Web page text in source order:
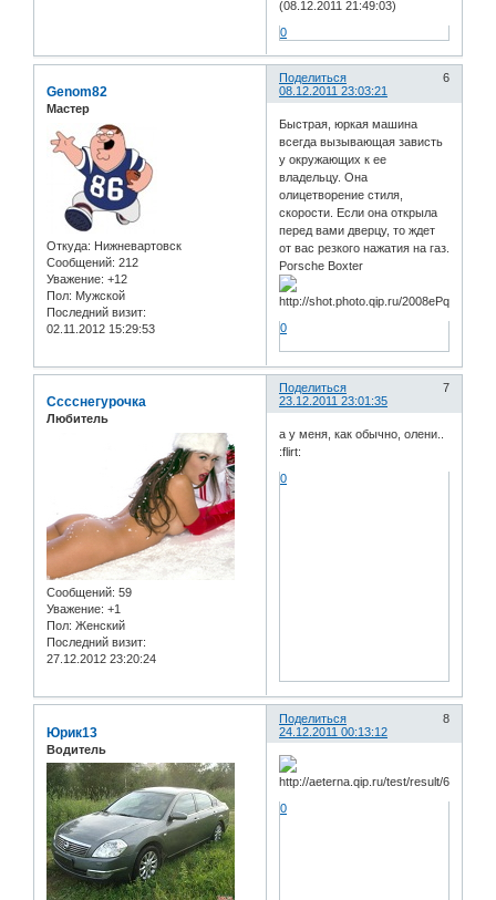
(08.12.2011 21:49:03)
0
Поделиться
6
08.12.2011 23:03:21
Genom82
Мастер
Откуда: Нижневартовск
Сообщений: 212
Уважение: +12
Пол: Мужской
Последний визит:
02.11.2012 15:29:53
Быстрая, юркая машина
всегда вызывающая зависть
у окружающих к ее
владельцу. Она
олицетворение стиля,
скорости. Если она открыла
перед вами дверцу, то ждет
от вас резкого нажатия на газ.
Porsche Boxter
0
Поделиться
7
23.12.2011 23:01:35
Сссснегурочка
Любитель
Сообщений: 59
Уважение: +1
Пол: Женский
Последний визит:
27.12.2012 23:20:24
а у меня, как обычно, олени..
:flirt:
0
Поделиться
8
24.12.2011 00:13:12
Юрик13
Водитель
0